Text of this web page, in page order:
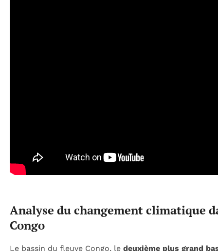
Analyse du changement climatique
Congo
Le bassin du fleuve Congo, le deuxième plus grand